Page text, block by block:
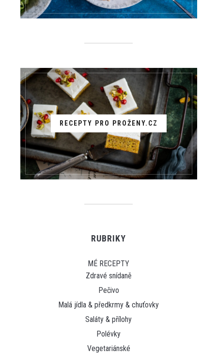
RECEPTY PRO PROŽENY.CZ
RUBRIKY
MÉ RECEPTY
Zdravé snídaně
Pečivo
Malá jídla & předkrmy & chuťovky
Saláty & přílohy
Polévky
Vegetariánské